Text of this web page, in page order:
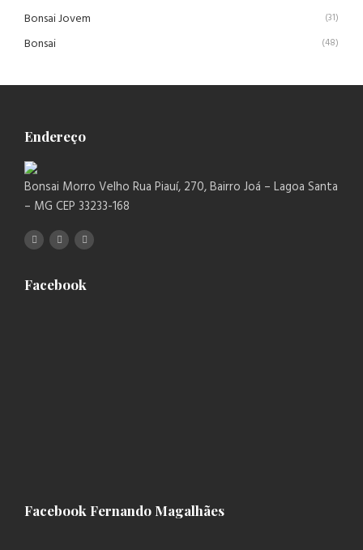
Bonsai Jovem (31)
Bonsai (48)
Endereço
Bonsai Morro Velho Rua Piauí, 270, Bairro Joá – Lagoa Santa
– MG CEP 33233-168
Facebook
Facebook Fernando Magalhães